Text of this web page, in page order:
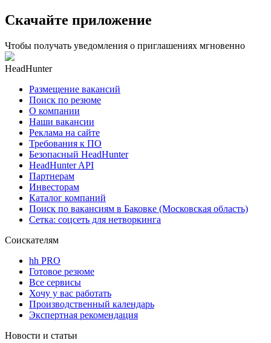
Скачайте приложение
Чтобы получать уведомления о приглашениях мгновенно
HeadHunter
Размещение вакансий
Поиск по резюме
О компании
Наши вакансии
Реклама на сайте
Требования к ПО
Безопасный HeadHunter
HeadHunter API
Партнерам
Инвесторам
Каталог компаний
Поиск по вакансиям в Баковке (Московская область)
Сетка: соцсеть для нетворкинга
Соискателям
hh PRO
Готовое резюме
Все сервисы
Хочу у вас работать
Производственный календарь
Экспертная рекомендация
Новости и статьи